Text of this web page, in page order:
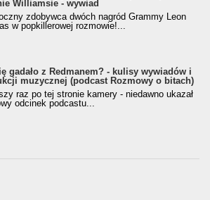
Williamsie - wywiad
zdobywca dwóch nagród Grammy Leon
w popkillerowej rozmowie!...
gadało z Redmanem? - kulisy wywiadów i
muzycznej (podcast Rozmowy o bitach)
raz po tej stronie kamery - niedawno ukazał
odcinek podcastu...